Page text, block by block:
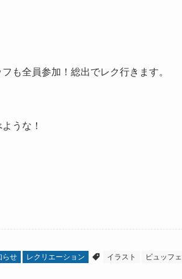
も全員参加！総出でレク行きます。
うな！
らせ レクリエーション イラスト ビュッフェ